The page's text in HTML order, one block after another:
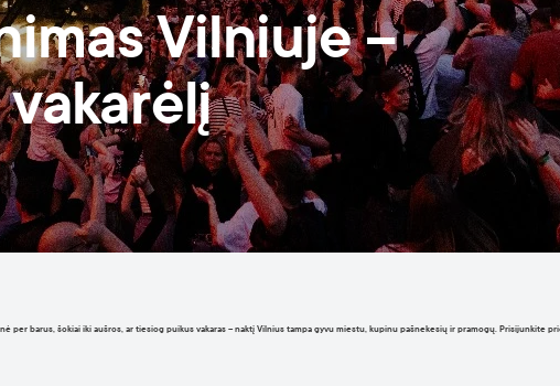
Vilniuje –
per barus, šokiai iki aušros, ar tiesiog puikus vakaras – naktį Vilnius tampa gyvu miestu, kupinu pašnekesių ir pramogų. Prisijunkite